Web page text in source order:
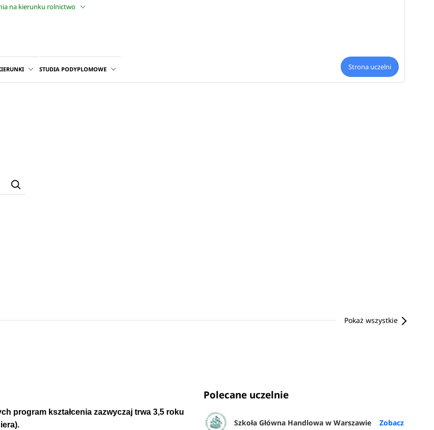
na kierunku rolnictwo
STUDIA PODYPLOMOWE Strona uczelni
Pokaż wszystkie
program kształcenia zazwyczaj trwa 3,5 roku
Polecane uczelnie
Szkoła Główna Handlowa w Warszawie